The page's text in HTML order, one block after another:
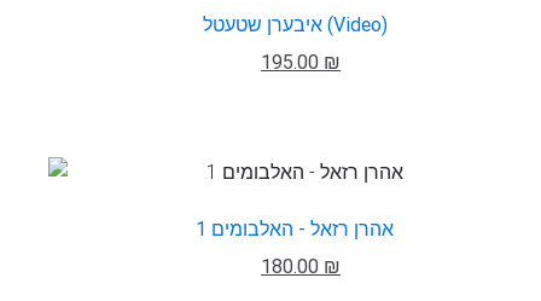
איבערן שטעטל (Video)
195.00 ₪
אהרן רזאל - האלבומים 1
180.00 ₪